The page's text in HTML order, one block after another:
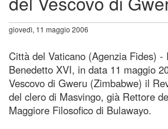
giovedì, 11 maggio 2006
Città del Vaticano (Agenzia Fides) -
Benedetto XVI, in data 11 maggio
Vescovo di Gweru (Zimbabwe) il
del clero di Masvingo, già Rettore
Maggiore Filosofico di Bulawayo.